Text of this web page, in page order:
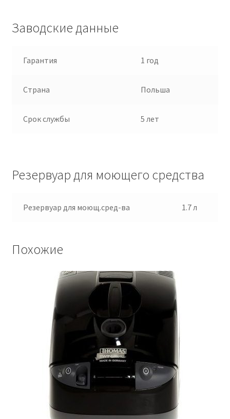
Заводские данные
Гарантия 1 год
Страна Польша
Срок службы 5 лет
Резервуар для моющего средства
Резервуар для моющ.сред-ва 1.7 л
Похожие